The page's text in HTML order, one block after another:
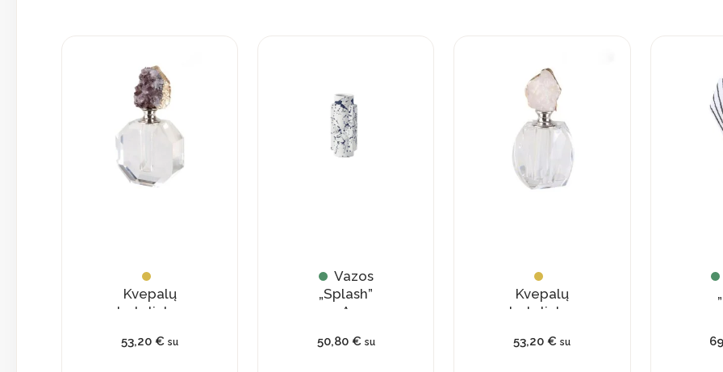
Kvepalų
buteliukas
natūraliu
53,20€ su
Vazos
„Splash”
A
50,80 € su
Kvepalų
buteliukas
natūraliu
53,20€ su